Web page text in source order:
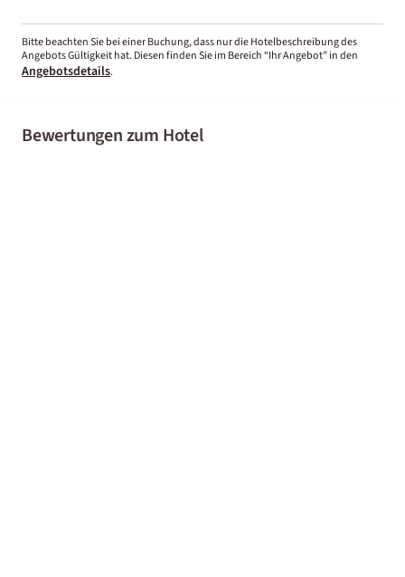
Bitte beachten Sie bei einer Buchung, dass nur die Hotelbeschreibung des
Angebots Gültigkeit hat. Diesen finden Sie im Bereich “Ihr Angebot” in den
Angebotsdetails.
Bewertungen zum Hotel